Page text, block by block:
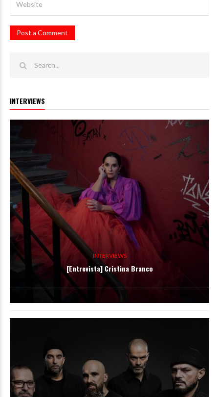
INTERVIEWS
INTERVIEWS
[Entrevista] Cristina Branco